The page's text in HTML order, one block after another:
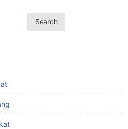
Search